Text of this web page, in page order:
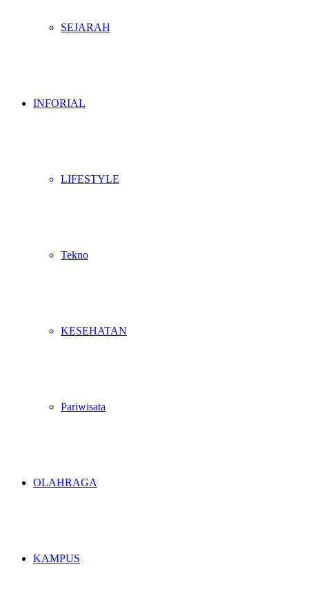
SEJARAH
INFORIAL
LIFESTYLE
Tekno
KESEHATAN
Pariwisata
OLAHRAGA
KAMPUS